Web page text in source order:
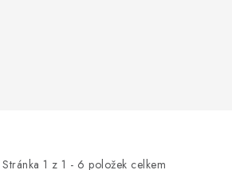
Stránka 1 z 1 - 6 položek celkem